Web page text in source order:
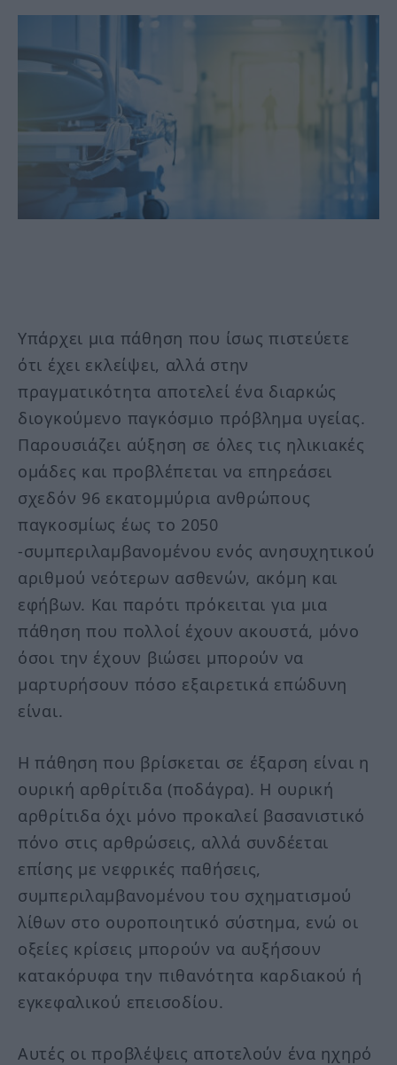
Υπάρχει μια πάθηση που ίσως πιστεύετε
ότι έχει εκλείψει, αλλά στην
πραγματικότητα αποτελεί ένα διαρκώς
διογκούμενο παγκόσμιο πρόβλημα υγείας.
Παρουσιάζει αύξηση σε όλες τις ηλικιακές
ομάδες και προβλέπεται να επηρεάσει
σχεδόν 96 εκατομμύρια ανθρώπους
παγκοσμίως έως το 2050
-συμπεριλαμβανομένου ενός ανησυχητικού
αριθμού νεότερων ασθενών, ακόμη και
εφήβων. Και παρότι πρόκειται για μια
πάθηση που πολλοί έχουν ακουστά, μόνο
όσοι την έχουν βιώσει μπορούν να
μαρτυρήσουν πόσο εξαιρετικά επώδυνη
είναι.
Η πάθηση που βρίσκεται σε έξαρση είναι η
ουρική αρθρίτιδα (ποδάγρα). Η ουρική
αρθρίτιδα όχι μόνο προκαλεί βασανιστικό
πόνο στις αρθρώσεις, αλλά συνδέεται
επίσης με νεφρικές παθήσεις,
συμπεριλαμβανομένου του σχηματισμού
λίθων στο ουροποιητικό σύστημα, ενώ οι
οξείες κρίσεις μπορούν να αυξήσουν
κατακόρυφα την πιθανότητα καρδιακού ή
εγκεφαλικού επεισοδίου.
Αυτές οι προβλέψεις αποτελούν ένα ηχηρό